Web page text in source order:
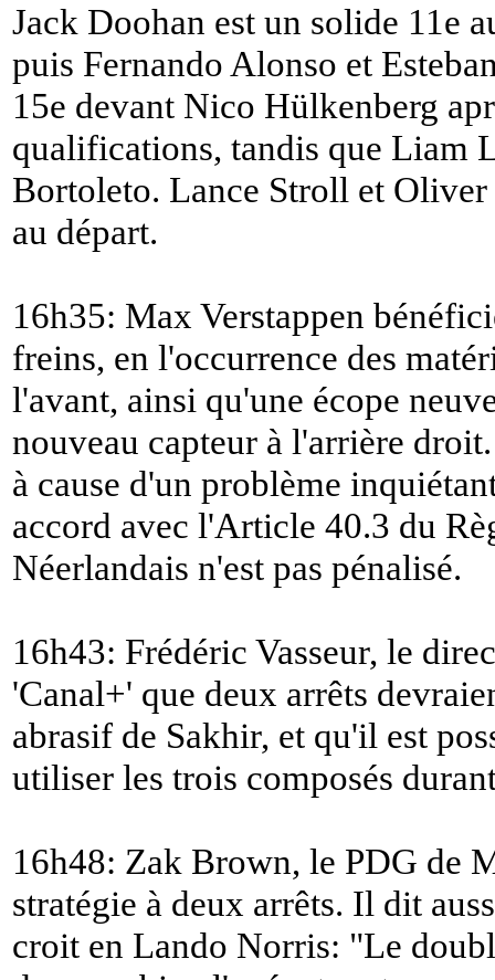
Jack Doohan est un solide 11e
puis Fernando Alonso et
15e devant Nico Hülkenberg
qualifications, tandis que Liam
Bortoleto. Lance Stroll et
au départ.
16h35: Max Verstappen
freins, en l'occurrence des
l'avant, ainsi qu'une écope
nouveau capteur à l'arrière
à cause d'un problème
accord avec l'Article 40.3 du
Néerlandais n'est pas pénalisé.
16h43: Frédéric Vasseur, le
'Canal+' que deux arrêts
abrasif de Sakhir, et qu'il est
utiliser les trois composés
16h48: Zak Brown, le PDG de
stratégie à deux arrêts. Il dit
croit en Lando Norris: "Le